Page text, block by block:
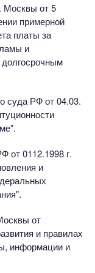
Москвы от 5
примерной
платы за
и
суда РФ от 04.03.
от 0112.1998 г.
и
от
и правилах
информации и